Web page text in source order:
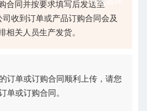
合同并按要求填写后发送至
司收到订单或产品订购合同会及
相关人员生产发货。
订单或订购合同顺利上传，请您
单或订购合同。